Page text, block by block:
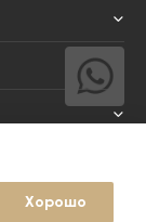
директору
Хорошо